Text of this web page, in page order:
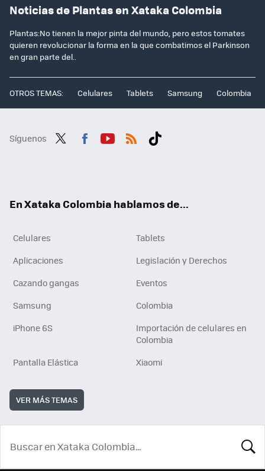
Noticias de Plantas en Xataka Colombia
Plantas:No tienen la mejor pinta del mundo, pero estos tomates
quieren revolucionar la forma en la que combatimos el Parkinson
en gran parte del..
OTROS TEMAS: Celulares Tablets Samsung Colombia
Síguenos
En Xataka Colombia hablamos de...
Celulares
Tablets
Aplicaciones
Legislación y Derechos
Cazando gangas
Eventos
Samsung
Colombia
iPhone 6S
Importación de celulares en
Colombia
Pantalla Elástica
Xiaomi
VER MÁS TEMAS